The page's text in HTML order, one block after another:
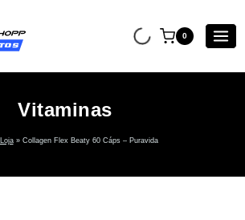
0
Vitaminas
Loja» Collagen Flex Beaty 60 Cáps – Puravida